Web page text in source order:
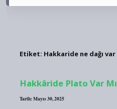
Etiket: Hakkaride ne dağı var
Hakkâride Plato Var Mı
Tarih: Mayıs 30, 2025